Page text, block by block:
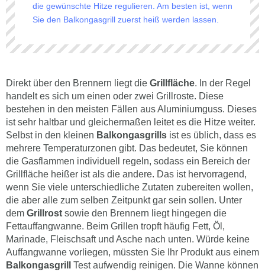
die gewünschte Hitze regulieren. Am besten ist, wenn
Sie den Balkongasgrill zuerst heiß werden lassen.
Direkt über den Brennern liegt die Grillfläche. In der Regel
handelt es sich um einen oder zwei Grillroste. Diese
bestehen in den meisten Fällen aus Aluminiumguss. Dieses
ist sehr haltbar und gleichermaßen leitet es die Hitze weiter.
Selbst in den kleinen Balkongasgrills ist es üblich, dass es
mehrere Temperaturzonen gibt. Das bedeutet, Sie können
die Gasflammen individuell regeln, sodass ein Bereich der
Grillfläche heißer ist als die andere. Das ist hervorragend,
wenn Sie viele unterschiedliche Zutaten zubereiten wollen,
die aber alle zum selben Zeitpunkt gar sein sollen. Unter
dem Grillrost sowie den Brennern liegt hingegen die
Fettauffangwanne. Beim Grillen tropft häufig Fett, Öl,
Marinade, Fleischsaft und Asche nach unten. Würde keine
Auffangwanne vorliegen, müssten Sie Ihr Produkt aus einem
Balkongasgrill
Test aufwendig reinigen. Die Wanne können